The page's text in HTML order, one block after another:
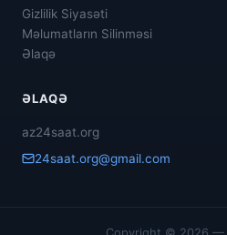
Gizlilik Siyasəti
Məlumatların Silinməsi
Əlaqə
ƏLAQƏ
az24saat.org
24saat.org@gmail.com